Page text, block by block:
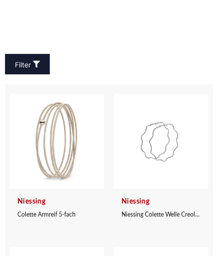
Filter
Niessing
Colette Armreif 5-fach
Niessing
Niessing Colette Welle Creolen